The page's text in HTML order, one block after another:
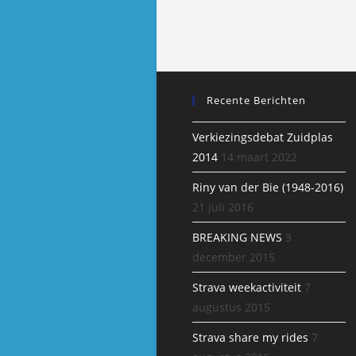
Recente Berichten
Verkiezingsdebat Zuidplas
2014 14 maart 2022
Riny van der Bie (1948-2016)
21 juli 2016
BREAKING NEWS 3
december 2015
Strava weekactiviteit 7
augustus 2015
Strava share my rides 7